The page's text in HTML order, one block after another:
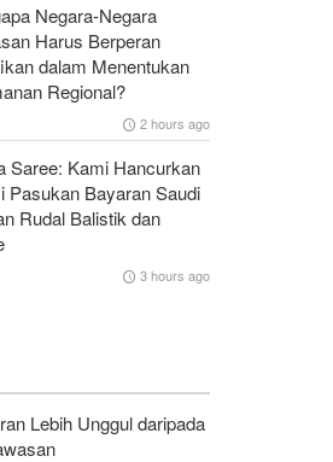
Negara-Negara
Harus Berperan
dalam Menentukan
Regional?
2 hours ago
Saree: Kami Hancurkan
Pasukan Bayaran Saudi
Rudal Balistik dan
3 hours ago
Lebih Unggul daripada